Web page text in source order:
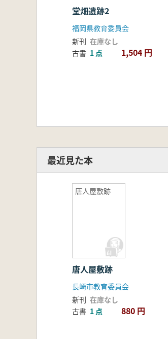
堂畑遺跡2
福岡県教育委員会
新刊 在庫なし
古書 1 点 1,504 円
最近見た本
唐人屋敷跡
唐人屋敷跡
長崎市教育委員会
新刊 在庫なし
古書 1 点 880 円